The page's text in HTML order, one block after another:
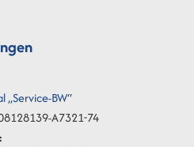
„Service-BW“
A7321-74